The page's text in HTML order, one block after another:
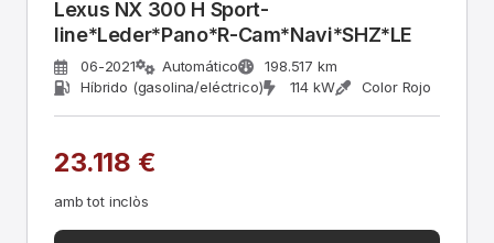
Lexus NX 300 H Sport-
line*Leder*Pano*R-Cam*Navi*SHZ*LE
06-2021 Automático
198.517 km
Híbrido (gasolina/eléctrico)
114 kW Color Rojo
23.118 €
amb tot inclòs